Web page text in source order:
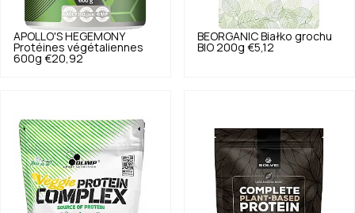
APOLLO'S HEGEMONY
Protéines végétaliennes
600g €20,92
BEORGANIC Białko grochu
BIO 200g €5,12